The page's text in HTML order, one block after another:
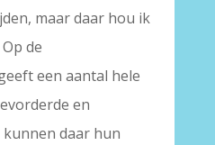
maar daar hou ik
de
een aantal hele
en
daar hun